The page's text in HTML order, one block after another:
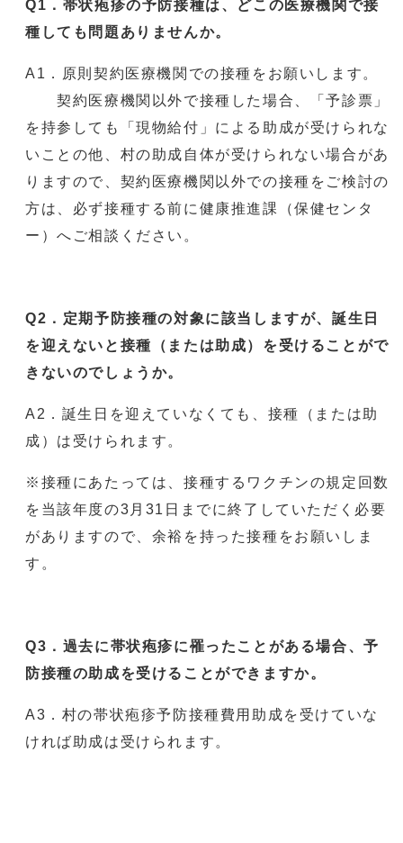
Q1．帯状疱疹の予防接種は、どこの医療機関で接
種しても問題ありませんか。
A1．原則契約医療機関での接種をお願いします。
契約医療機関以外で接種した場合、「予診票」
を持参しても「現物給付」による助成が受けられな
いことの他、村の助成自体が受けられない場合があ
りますので、契約医療機関以外での接種をご検討の
方は、必ず接種する前に健康推進課（保健センタ
ー）へご相談ください。
Q2．定期予防接種の対象に該当しますが、誕生日
を迎えないと接種（または助成）を受けることがで
きないのでしょうか。
A2．誕生日を迎えていなくても、接種（または助
成）は受けられます。
※接種にあたっては、接種するワクチンの規定回数
を当該年度の3月31日までに終了していただく必要
がありますので、余裕を持った接種をお願いしま
す。
Q3．過去に帯状疱疹に罹ったことがある場合、予
防接種の助成を受けることができますか。
A3．村の帯状疱疹予防接種費用助成を受けていな
ければ助成は受けられます。